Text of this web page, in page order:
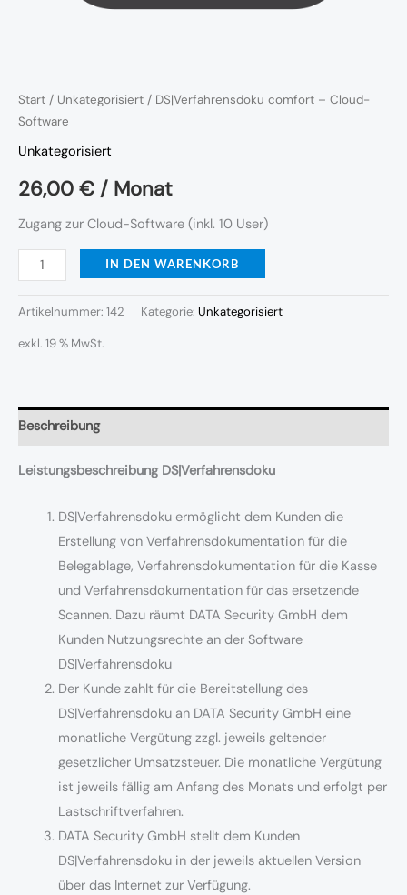
Start / Unkategorisiert / DS|Verfahrensdoku comfort – Cloud-
Software
Unkategorisiert
26,00 € / Monat
Zugang zur Cloud-Software (inkl. 10 User)
IN DEN WARENKORB
Artikelnummer: 142 Kategorie: Unkategorisiert
exkl. 19 % MwSt.
Beschreibung
Leistungsbeschreibung DS|Verfahrensdoku
DS|Verfahrensdoku ermöglicht dem Kunden die
Erstellung von Verfahrensdokumentation für die
Belegablage, Verfahrensdokumentation für die Kasse
und Verfahrensdokumentation für das ersetzende
Scannen. Dazu räumt DATA Security GmbH dem
Kunden Nutzungsrechte an der Software
DS|Verfahrensdoku
Der Kunde zahlt für die Bereitstellung des
DS|Verfahrensdoku an DATA Security GmbH eine
monatliche Vergütung zzgl. jeweils geltender
gesetzlicher Umsatzsteuer. Die monatliche Vergütung
ist jeweils fällig am Anfang des Monats und erfolgt per
Lastschriftverfahren.
DATA Security GmbH stellt dem Kunden
DS|Verfahrensdoku in der jeweils aktuellen Version
über das Internet zur Verfügung.